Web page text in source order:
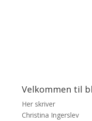
Velkommen til
Her skriver
Christina Ingerslev